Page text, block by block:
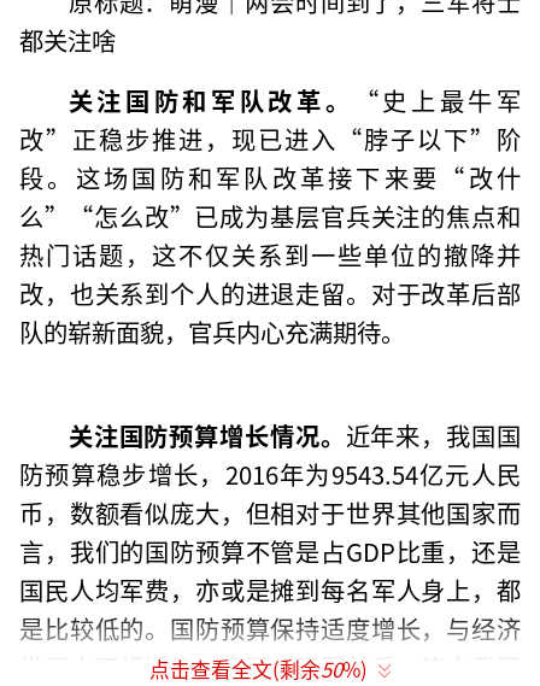
都关注啥
关注国防和军队改革。
“史上最牛军
改”正稳步推进，现已进入“脖子以下”阶
段。这场国防和军队改革接下来要“改什
么”“怎么改”已成为基层官兵关注的焦点和
热门话题，这不仅关系到一些单位的撤降并
改，也关系到个人的进退走留。对于改革后部
队的崭新面貌，官兵内心充满期待。
关注国防预算增长情况。 近年来，我国国
防预算稳步增长，2016年为9543.54亿元人民
币，数额看似庞大，但相对于世界其他国家而
言，我们的国防预算不管是占GDP比重，还是
国民人均军费，亦或是摊到每名军人身上，都
是比较低的。国防预算保持适度增长，与经济
发展水平相适应，富国与强军并重，符合我国
点击查看全文(剩余50%)